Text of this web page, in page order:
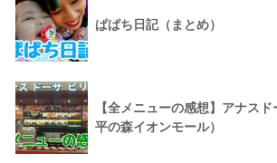
ぱぱち日記（まとめ）
【全メニューの感想】アナス
平の森イオンモール）